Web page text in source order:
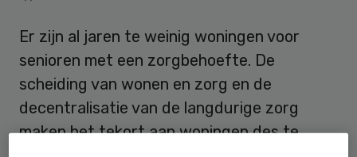
Er zijn al jaren te weinig woningen voor
senioren met een zorgbehoefte. De
scheiding van wonen en zorg en de
decentralisatie van de langdurige zorg
maken het tekort aan woningen des te